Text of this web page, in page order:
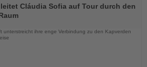
Cláudia Sofia auf Tour durch den
unterstreicht ihre enge Verbindung zu den Kapverden